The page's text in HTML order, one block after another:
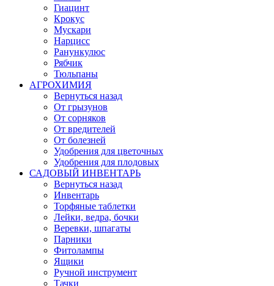
Гиацинт
Крокус
Мускари
Нарцисс
Ранункулюс
Рябчик
Тюльпаны
АГРОХИМИЯ
Вернуться назад
От грызунов
От сорняков
От вредителей
От болезней
Удобрения для цветочных
Удобрения для плодовых
САДОВЫЙ ИНВЕНТАРЬ
Вернуться назад
Инвентарь
Торфяные таблетки
Лейки, ведра, бочки
Веревки, шпагаты
Парники
Фитолампы
Ящики
Ручной инструмент
Тачки